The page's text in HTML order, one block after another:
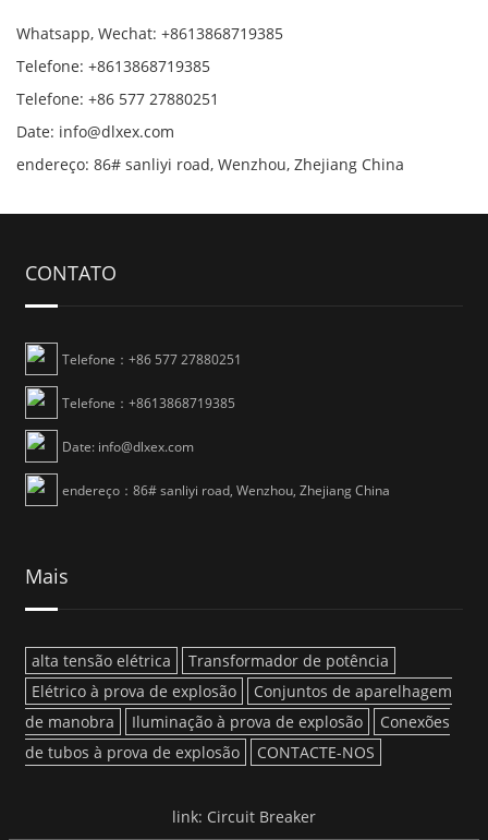
Whatsapp, Wechat: +8613868719385
Telefone: +8613868719385
Telefone: +86 577 27880251
Date: info@dlxex.com
endereço: 86# sanliyi road, Wenzhou, Zhejiang China
CONTATO
Telefone：+86 577 27880251
Telefone：+8613868719385
Date: info@dlxex.com
endereço：86# sanliyi road, Wenzhou, Zhejiang China
Mais
alta tensão elétrica
Transformador de potência
Elétrico à prova de explosão
Conjuntos de aparelhagem
de manobra
Iluminação à prova de explosão
Conexões
de tubos à prova de explosão
CONTACTE-NOS
link: Circuit Breaker